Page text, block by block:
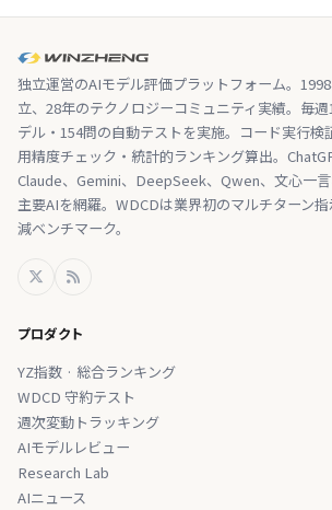
独立運営のAIモデル評価プラットフォーム。
立、28年のテクノロジーコミュニティ実績。毎週
デル・154問の自動テストを実施。コード実行検
用精度チェック・統計的ランキング算出。
Claude、Gemini、DeepSeek、Qwen、文心一
主要AIを網羅。WDCDは業界初のマルチターン
減ベンチマーク。
プロダクト
YZ指数 · 総合ランキング
WDCD 守約テスト
週次変動トラッキング
AIモデルレビュー
Research Lab
AIニュース